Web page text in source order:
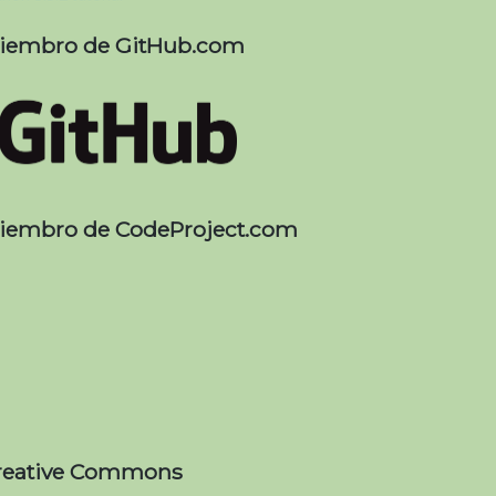
de GitHub.com
de CodeProject.com
Commons